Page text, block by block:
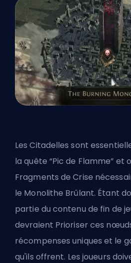
Les Citadelles sont
la quête “Pic de Flamme” et
Fragments de Crise
le Monolithe Brûlant. Étant
partie du contenu de fin de
devraient Prioriser ces
récompenses uniques et le
qu'ils offrent. Les joueurs